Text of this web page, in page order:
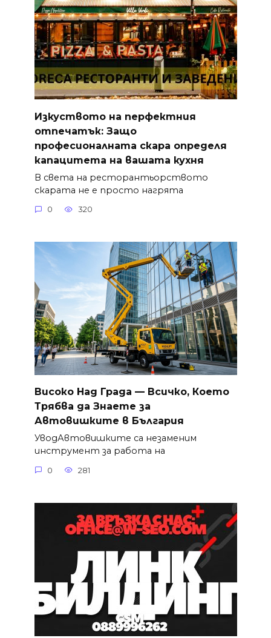
Изкуството на перфектния
отпечатък: Защо
професионалната скара определя
капацитета на вашата кухня
В света на ресторантьорството
скарата не е просто нагрята
0 320
Високо Над Града — Всичко, Което
Трябва да Знаете за
Автовишките в България
УводАвтовишките са незаменим
инструмент за работа на
0 281